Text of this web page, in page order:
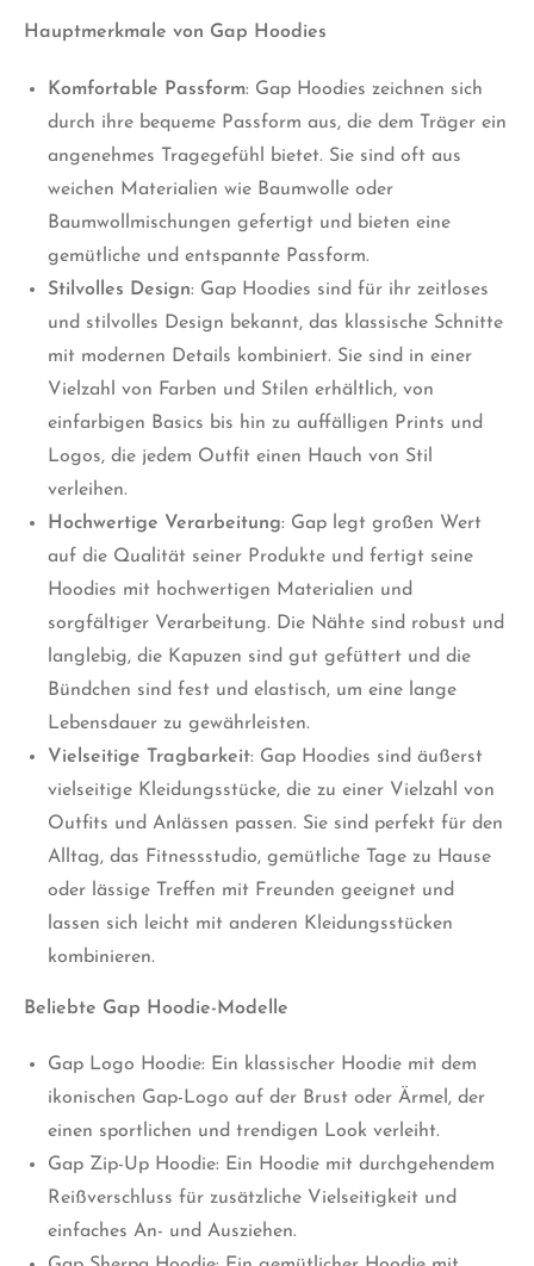
Hauptmerkmale von Gap Hoodies
Komfortable Passform: Gap Hoodies zeichnen sich
durch ihre bequeme Passform aus, die dem Träger ein
angenehmes Tragegefühl bietet. Sie sind oft aus
weichen Materialien wie Baumwolle oder
Baumwollmischungen gefertigt und bieten eine
gemütliche und entspannte Passform.
Stilvolles Design: Gap Hoodies sind für ihr zeitloses
und stilvolles Design bekannt, das klassische Schnitte
mit modernen Details kombiniert. Sie sind in einer
Vielzahl von Farben und Stilen erhältlich, von
einfarbigen Basics bis hin zu auffälligen Prints und
Logos, die jedem Outfit einen Hauch von Stil
verleihen.
Hochwertige Verarbeitung: Gap legt großen Wert
auf die Qualität seiner Produkte und fertigt seine
Hoodies mit hochwertigen Materialien und
sorgfältiger Verarbeitung. Die Nähte sind robust und
langlebig, die Kapuzen sind gut gefüttert und die
Bündchen sind fest und elastisch, um eine lange
Lebensdauer zu gewährleisten.
Vielseitige Tragbarkeit: Gap Hoodies sind äußerst
vielseitige Kleidungsstücke, die zu einer Vielzahl von
Outfits und Anlässen passen. Sie sind perfekt für den
Alltag, das Fitnessstudio, gemütliche Tage zu Hause
oder lässige Treffen mit Freunden geeignet und
lassen sich leicht mit anderen Kleidungsstücken
kombinieren.
Beliebte Gap Hoodie-Modelle
Gap Logo Hoodie: Ein klassischer Hoodie mit dem
ikonischen Gap-Logo auf der Brust oder Ärmel, der
einen sportlichen und trendigen Look verleiht.
Gap Zip-Up Hoodie: Ein Hoodie mit durchgehendem
Reißverschluss für zusätzliche Vielseitigkeit und
einfaches An- und Ausziehen.